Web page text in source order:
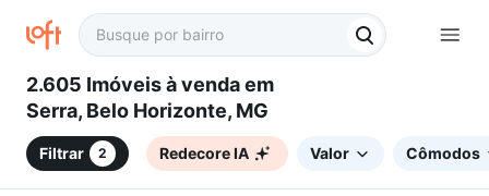
2.605 Imóveis à venda em
Serra, Belo Horizonte, MG
Filtrar 2 Redecore IA Valor Cômodos